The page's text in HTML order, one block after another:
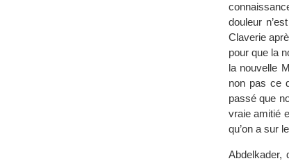
douleur
Claverie
pour que la
la nouvelle
non pas ce
passé que
vraie amitié
qu’on a sur
Abdelkader,